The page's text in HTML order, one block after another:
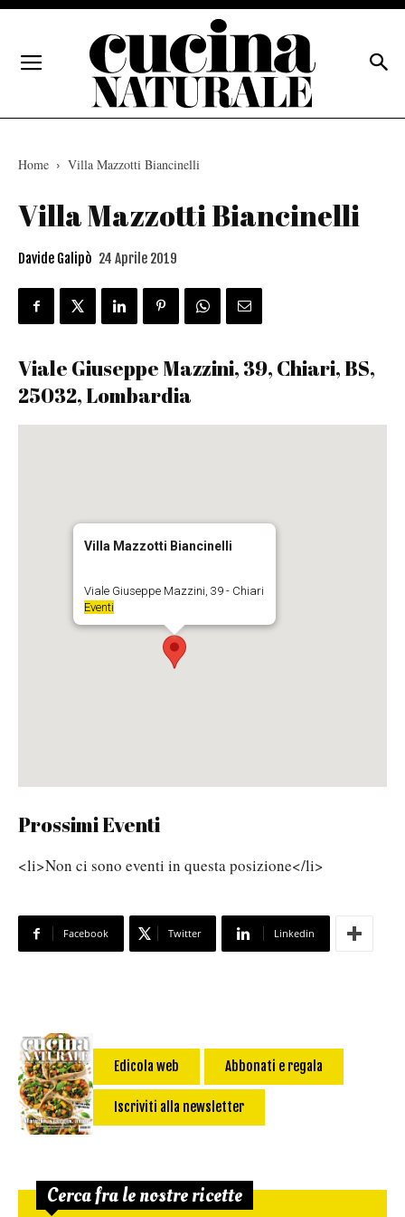
Home Villa Mazzotti Biancinelli
Villa Mazzotti Biancinelli
Davide Galipò 24 Aprile 2019
Viale Giuseppe Mazzini, 39, Chiari, BS,
25032, Lombardia
Villa Mazzotti Biancinelli
Viale Giuseppe Mazzini, 39 - Chiari
Eventi
Prossimi Eventi
<li>Non ci sono eventi in questa posizione</li>
Facebook Twitter Linkedin
Edicola web Abbonati e regala
Iscriviti alla newsletter
Cerca fra le nostre ricette